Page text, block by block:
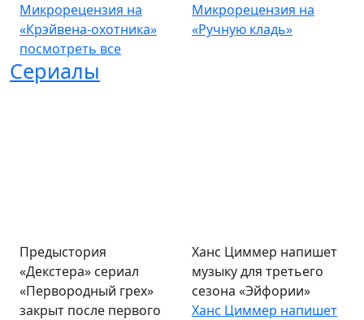
Микрорецензия на
«Крэйвена-охотника»
Микрорецензия на
«Ручную кладь»
посмотреть все
Сериалы
Предыстория
«Декстера» сериал
«Первородный грех»
закрыт после первого
Ханс Циммер напишет
музыку для третьего
сезона «Эйфории»
Ханс Циммер напишет